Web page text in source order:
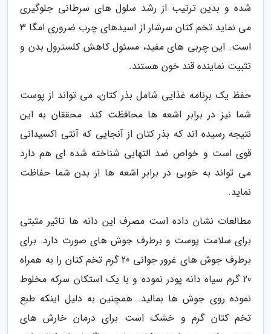
شده و بدین ترتیب از رشد سلول های سرطانی جلوگیری
می نماید.تخم کتان سرشار از اسیدهای چرب ضروری امگا 3
است. این چربی های مفید، مسئول کاهش کلسترول بدن و
تثبیت نماینده قند خون هستند.
حفظ یک برنامه غذایی شامل بذر کتان، می تواند از پوست
شما نیز در برابر اشعه ها محافظت کند. محققان به این
نتیجه رسیده اند که بذر کتان از آنجایی که آنتی اکسیدانی
قوی است و خواص ضد التهابی شناخته شده ای هم دارد
می تواند به خوبی در برابر اشعه ها از بدن شما حفاظت
نماید.
مطالعات نشان داده است مصرف این دانه ها تاثیر مثبتی
برای سلامت پوست و برطرف جوش های صورت دارد. برای
برطرف جوش های غرور جوانی 20 گرم تخم کتان را به همراه
20 گرم سیاه دانه پودر نموده و با یک استکان سرکه مخلوط
نموده روی جوش ها بمالید. همچنین به دلیل اینکه طبع
تخم کتان گرم و خشک است برای درمان خارش های